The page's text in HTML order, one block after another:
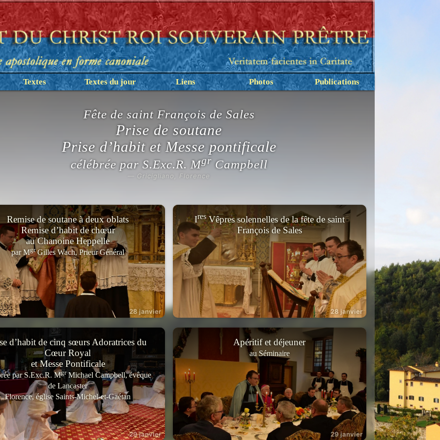
Textes Textes du jour Liens Photos Publications
Fête de saint François de Sales
Prise de soutane
Prise d’habit et Messe pontificale
célébrée par S.Exc.R. Mgr Campbell
— Gricigliano, Florence
Remise de soutane à deux oblats
Remise d’habit de chœur
au Chanoine Heppelle
par MgrGilles Wach, Prieur Général
28 janvier
IresVêpres solennelles de la fête de saint
François de Sales
28 janvier
d’habit de cinq sœurs Adoratrices du
Cœur Royal
et Messe Pontificale
par S.Exc.R. MgrMichael Campbell, évêque
de Lancaster
Florence, église Saints-Michel-et-Gaétan
29 janvier
Apéritif et déjeuner
au Séminaire
29 janvier